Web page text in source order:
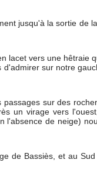
jusqu'à la sortie de
lacet vers une hêtraie
sur notre
sur des
un virage vers
l'absence de neige)
de Bassiès, et au